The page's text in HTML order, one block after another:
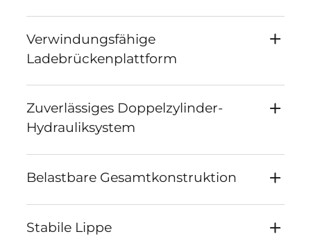
Verwindungsfähige
Ladebrückenplattform
Zuverlässiges Doppelzylinder-
Hydrauliksystem
Belastbare Gesamtkonstruktion
Stabile Lippe